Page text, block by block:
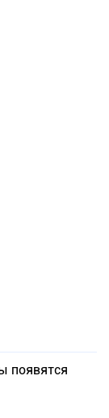
появятся